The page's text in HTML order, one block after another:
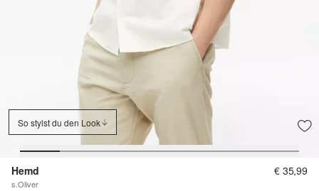
So stylst du den Look
Hemd
s.Oliver
€ 35,99